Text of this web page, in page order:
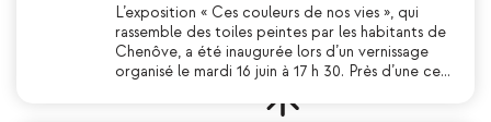
L’exposition « Ces couleurs de nos vies », qui
rassemble des toiles peintes par les habitants de
Chenôve, a été inaugurée lors d’un vernissage
organisé le mardi 16 juin à 17 h 30. Près d’une ce…